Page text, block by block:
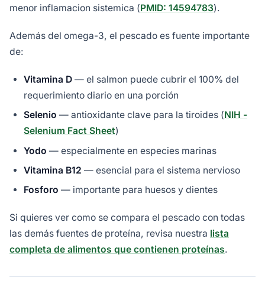
menor inflamacion sistemica (PMID: 14594783).
Además del omega-3, el pescado es fuente importante
de:
Vitamina D — el salmon puede cubrir el 100% del
requerimiento diario en una porción
Selenio — antioxidante clave para la tiroides (NIH -
Selenium Fact Sheet)
Yodo — especialmente en especies marinas
Vitamina B12 — esencial para el sistema nervioso
Fosforo — importante para huesos y dientes
Si quieres ver como se compara el pescado con todas
las demás fuentes de proteína, revisa nuestra lista
completa de alimentos que contienen proteínas.